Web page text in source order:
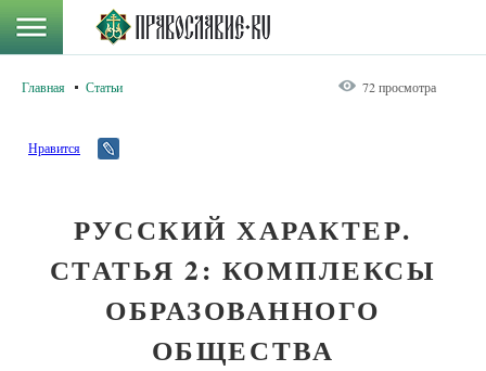
Главная Статьи 72 просмотра
Нравится
РУССКИЙ ХАРАКТЕР.
СТАТЬЯ 2: КОМПЛЕКСЫ
ОБРАЗОВАННОГО
ОБЩЕСТВА